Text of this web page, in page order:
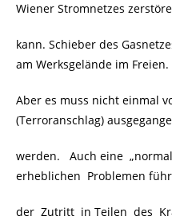
Wiener Stromnetzes
kann. Schieber des
am Werksgelände im Freien.
Aber es muss nicht einmal
(Terroranschlag)
werden. Auch eine
erheblichen Problemen
der Zutritt in Teilen des